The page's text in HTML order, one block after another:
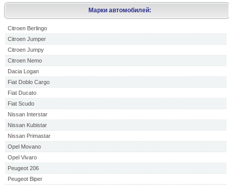
Марки автомобилей:
Citroen Berlingo
Citroen Jumper
Citroen Jumpy
Citroen Nemo
Dacia Logan
Fiat Doblo Cargo
Fiat Ducato
Fiat Scudo
Nissan Interstar
Nissan Kubistar
Nissan Primastar
Opel Movano
Opel Vivaro
Peugeot 206
Peugeot Biper